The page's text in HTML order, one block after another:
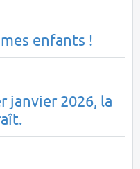
enfants !
janvier 2026, la